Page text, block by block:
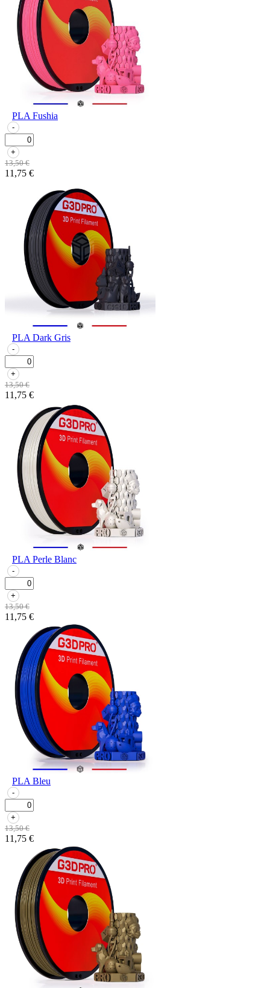
PLA Fushia
-
+
13,50 €
11,75 €
PLA Dark Gris
-
+
13,50 €
11,75 €
PLA Perle Blanc
-
+
13,50 €
11,75 €
PLA Bleu
-
+
13,50 €
11,75 €